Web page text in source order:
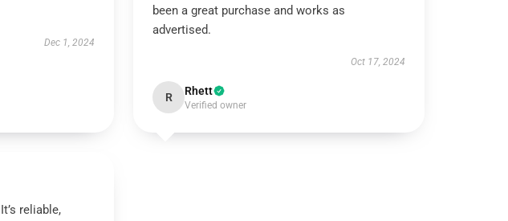
Dec 1, 2024
been a great purchase and works as
advertised.
Oct 17, 2024
R Rhett
Verified owner
reliable,